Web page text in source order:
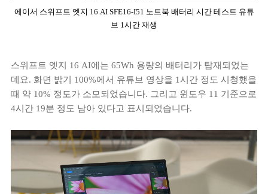
에이서 스위프트 엣지 16 AI SFE16-I51 노트북 배터리 시간 테스트 유튜
브 1시간 재생
스위프트 엣지 16 AI에는 65Wh 용량의 배터리가 탑재되었는
데요. 화면 밝기 100%에서 유튜브 영상을 1시간 정도 시청했을
때 약 10% 정도가 소모되었습니다. 그리고 윈도우 11 기준으로
4시간 19분 정도 남아 있다고 표시되었습니다.